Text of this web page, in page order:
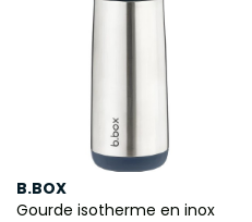
B.BOX
Gourde isotherme en inox